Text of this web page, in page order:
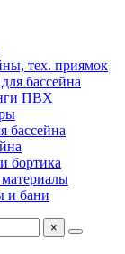
тех. приямок
бассейна
ПВХ
бассейна
бортика
и бани
×